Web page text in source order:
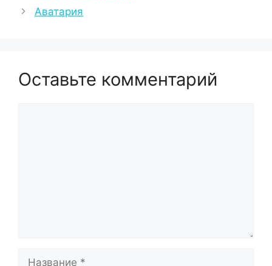
Аватария
Оставьте комментарий
Название